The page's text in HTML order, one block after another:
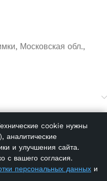
Московская обл.,
5047168752, ОГРН
данных
cookie нужны
аналитические
и улучшения сайта.
с вашего согласия.
персональных данных и